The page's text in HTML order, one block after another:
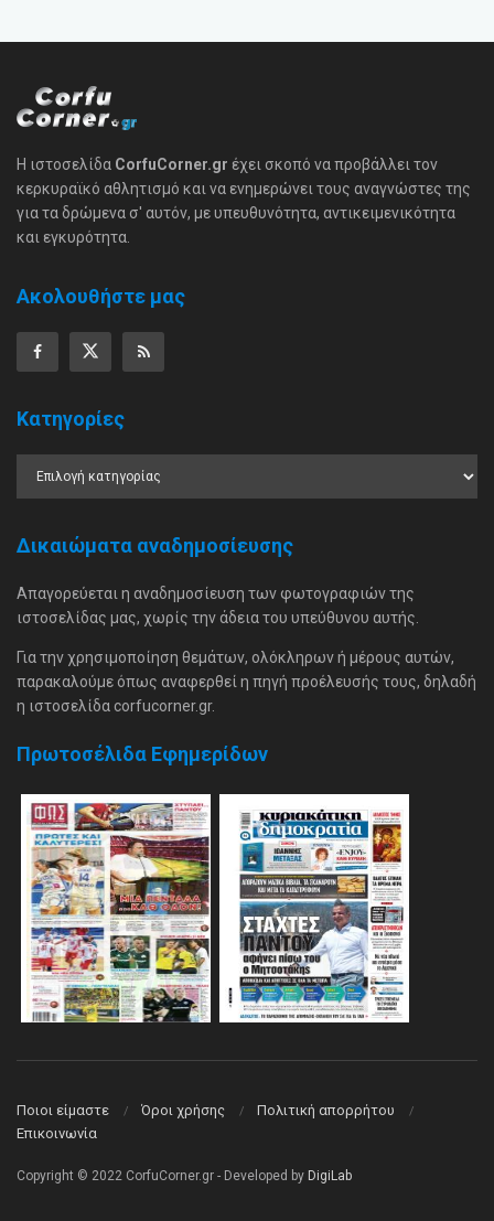
Η ιστοσελίδα CorfuCorner.gr έχει σκοπό να προβάλλει τον
κερκυραϊκό αθλητισμό και να ενημερώνει τους αναγνώστες της
για τα δρώμενα σ' αυτόν, με υπευθυνότητα, αντικειμενικότητα
και εγκυρότητα.
Ακολουθήστε μας
Κατηγορίες
Δικαιώματα αναδημοσίευσης
Απαγορεύεται η αναδημοσίευση των φωτογραφιών της
ιστοσελίδας μας, χωρίς την άδεια του υπεύθυνου αυτής.
Για την χρησιμοποίηση θεμάτων, ολόκληρων ή μέρους αυτών,
παρακαλούμε όπως αναφερθεί η πηγή προέλευσής τους, δηλαδή
η ιστοσελίδα corfucorner.gr.
Πρωτοσέλιδα Εφημερίδων
Ποιοι είμαστε Όροι χρήσης
Πολιτική απορρήτου
Επικοινωνία
Copyright © 2022 CorfuCorner.gr - Developed by DigiLab